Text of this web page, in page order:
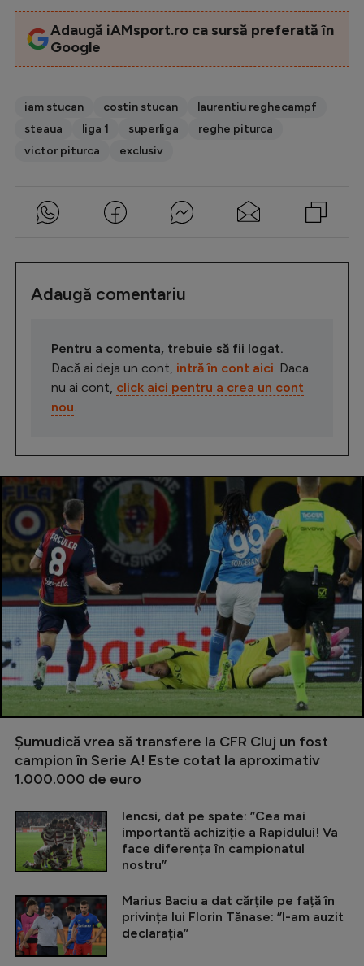
Adaugă iAMsport.ro ca sursă preferată în
Google
iam stucan costin stucan
laurentiu reghecampf
steaua
liga 1 superliga
reghe piturca
victor piturca
exclusiv
Adaugă comentariu
Pentru a comenta, trebuie să fii logat.
Dacă ai deja un cont, intră în cont aici . Daca
nu ai cont, click aici pentru a crea un cont
nou
Șumudică vrea să transfere la CFR Cluj un fost
campion în Serie A! Este cotat la aproximativ
1.000.000 de euro
Iencsi, dat pe spate: ”Cea mai
importantă achiziție a Rapidului! Va
face diferența în campionatul
nostru”
Marius Baciu a dat cărțile pe față în
privința lui Florin Tănase: ”I-am auzit
declarația”